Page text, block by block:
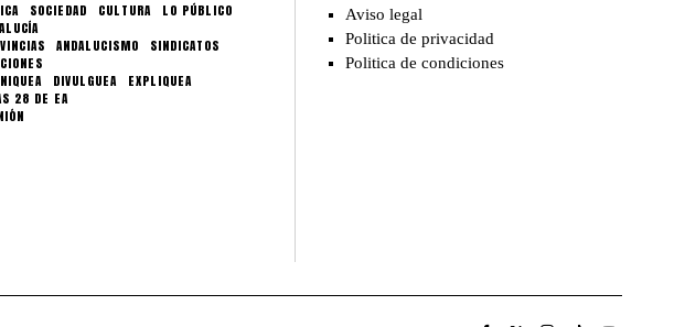
SOCIEDAD CULTURA
LO PÚBLICO
ANDALUCISMO
SINDICATOS
DIVULGUEA
EXPLIQUEA
28 DE EA
Aviso legal
Politica de privacidad
Politica de condiciones